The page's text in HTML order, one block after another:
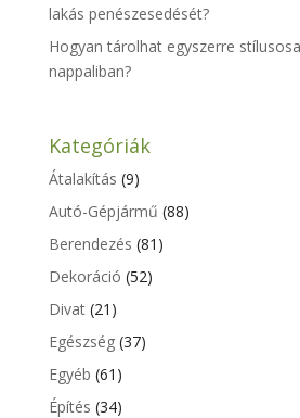
lakás penészesedését?
Hogyan tárolhat egyszerre
nappaliban?
Kategóriák
Átalakítás (9)
Autó-Gépjármű (88)
Berendezés (81)
Dekoráció (52)
Divat(21)
Egészség(37)
Egyéb (61)
Építés (34)